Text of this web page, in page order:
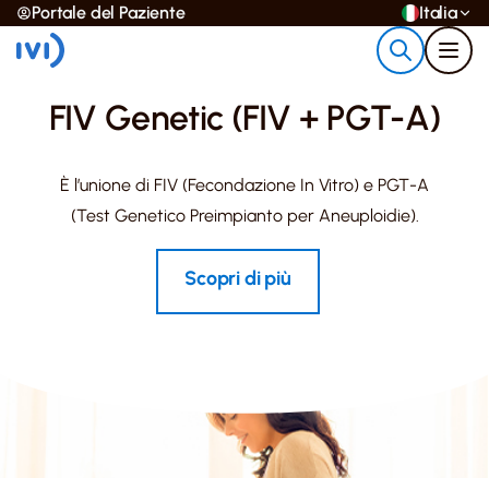
Portale del Paziente Italia
FIV Genetic (FIV + PGT-A)
È l’unione di FIV (Fecondazione In Vitro) e PGT-A
(Test Genetico Preimpianto per Aneuploidie).
Scopri di più